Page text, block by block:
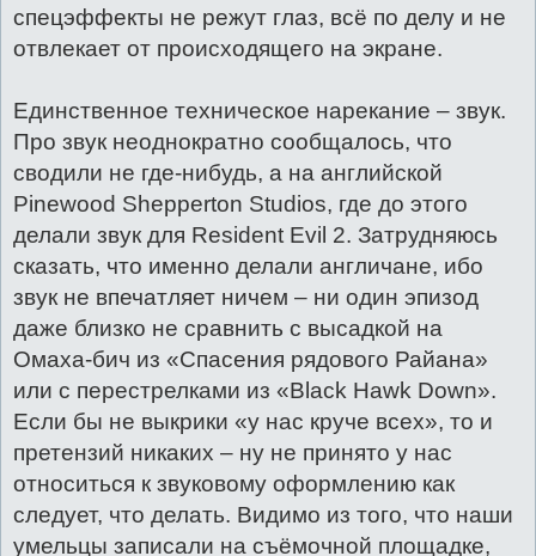
спецэффекты не режут глаз, всё по делу и не
отвлекает от происходящего на экране.
Единственное техническое нарекание – звук.
Про звук неоднократно сообщалось, что
сводили не где-нибудь, а на английской
Pinewood Shepperton Studios, где до этого
делали звук для Resident Evil 2. Затрудняюсь
сказать, что именно делали англичане, ибо
звук не впечатляет ничем – ни один эпизод
даже близко не сравнить с высадкой на
Омаха-бич из «Спасения рядового Райана»
или с перестрелками из «Black Hawk Down».
Если бы не выкрики «у нас круче всех», то и
претензий никаких – ну не принято у нас
относиться к звуковому оформлению как
следует, что делать. Видимо из того, что наши
умельцы записали на съёмочной площадке,